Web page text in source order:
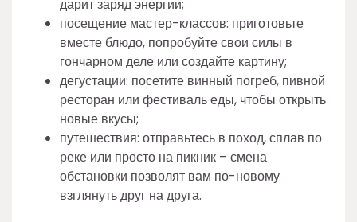
дарит заряд энергии;
посещение мастер-классов: приготовьте
вместе блюдо, попробуйте свои силы в
гончарном деле или создайте картину;
дегустации: посетите винный погреб, пивной
ресторан или фестиваль еды, чтобы открыть
новые вкусы;
путешествия: отправьтесь в поход, сплав по
реке или просто на пикник – смена
обстановки позволят вам по-новому
взглянуть друг на друга.